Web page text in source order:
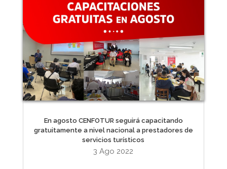
En agosto CENFOTUR seguirá capacitando
gratuitamente a nivel nacional a prestadores de
servicios turísticos
3 Ago 2022